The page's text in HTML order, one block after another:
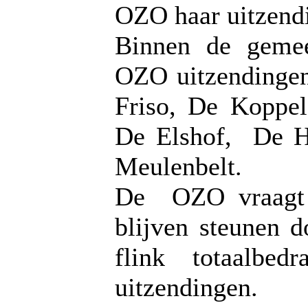
OZO haar
Binnen de
OZO
Friso, De
De Elshof, De
Meulenbelt.
De OZO
blijven steunen
flink
uitzendingen.